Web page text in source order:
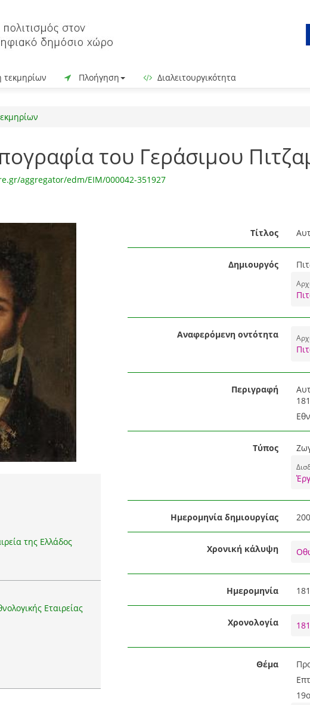
Πλοήγηση Διαλειτουργικότητα
του Γεράσιμου
aggregator/edm/EIM/000042-351927
της Ελλάδος
Εταιρείας
Τίτλος
Δημιουργός
Αναφερόμενη οντότητα
Περιγραφή
Τύπος
Ημερομηνία δημιουργίας
Χρονική κάλυψη
Ημερομηνία
Χρονολογία
Θέμα